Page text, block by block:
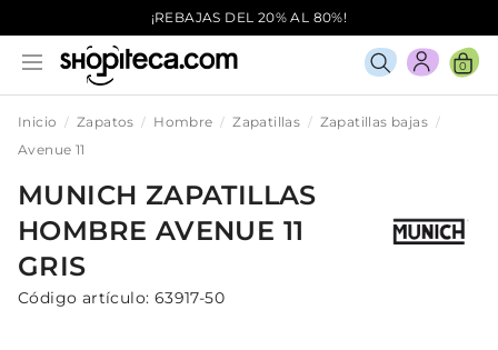
¡REBAJAS DEL 20% AL 80%!
0
Inicio Zapatos Hombre Zapatillas
Zapatillas bajas
Avenue 11
MUNICH ZAPATILLAS
HOMBRE AVENUE 11
GRIS
Código artículo: 63917-50